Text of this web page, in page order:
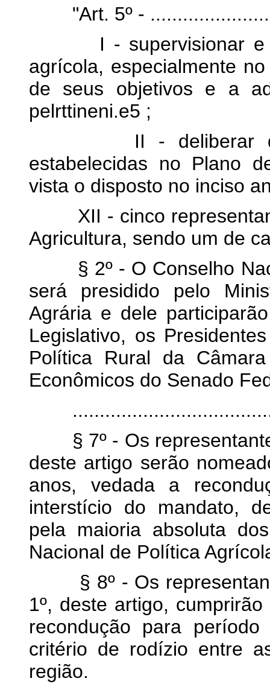
"Art. 5º -
I - supervisionar e
agrícola, especialmente
de seus objetivos e a
pelrttineni.e5 ;
II - deliberar
estabelecidas no Plano
vista o disposto no inciso
XII - cinco
Agricultura, sendo um de
§ 2º - O Conselho
será presidido pelo
Agrária e dele
Legislativo, os
Política Rural da
Econômicos do Senado
§ 7º - Os
deste artigo serão
anos, vedada a
interstício do mandato,
pela maioria absoluta
Nacional de Política
§ 8º - Os
1º, deste artigo,
recondução para
critério de rodízio entre
região.